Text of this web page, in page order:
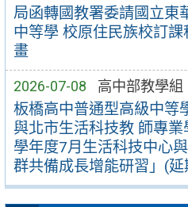
局函轉國教署委請國立東
中等學 校原住民族校訂
畫
2026-07-08 高中部教學組
板橋高中普通型高級中等
與北市生活科技教 師專
學年度7月生活科技中心
群共備成長增能研習」(延